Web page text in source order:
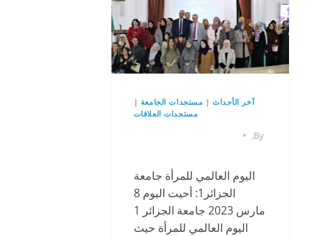
آخر الأحداث | مستجدات الجامعة |
مستجدات العلاقات
By
.
اليوم العالمي للمرأة جامعة
الجزائر1: أحيت اليوم 8
مارس 2023 جامعة الجزائر 1
اليوم العالمي للمرأة حيث